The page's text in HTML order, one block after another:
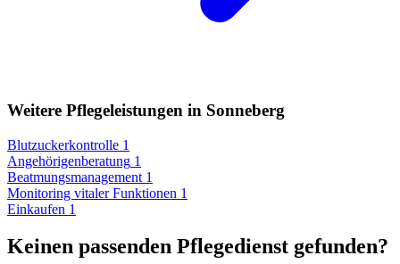
Weitere Pflegeleistungen in Sonneberg
Blutzuckerkontrolle 1
Angehörigenberatung 1
Beatmungsmanagement 1
Monitoring vitaler Funktionen 1
Einkaufen 1
Keinen passenden Pflegedienst gefunden?